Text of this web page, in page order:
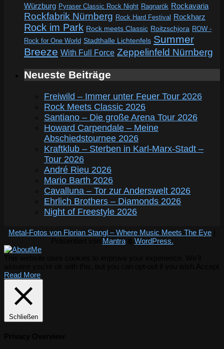
Würzburg Pyraser Classic Rock Night Ragnarök Rockavaria
Rockfabrik Nürnberg Rock Hard Festival Rockharz
Rock im Park Rock meets Classic Roitzschjora ROW -
Rock for One World Stadthalle Lichtenfels Summer
Breeze With Full Force Zeppelinfeld Nürnberg
Neueste Beiträge
Freiwild – Immer unter Feuer Tour 2026
Rock Meets Classic 2026
Santiano – Die große Arena Tour 2026
Howard Carpendale – Meine
Abschiedstournee 2026
Kraftklub – Sterben in Karl-Marx-Stadt –
Tour 2026
André Rieu 2026
Mario Barth 2026
Cavalluna – Tor zur Anderswelt 2026
Ehrlich Brothers – Diamonds 2026
Night of Freestyle 2026
Metal-Fotos von Florian Stangl – Where Music Meets The Eye
Mantra& WordPress.
Read More
Schließen